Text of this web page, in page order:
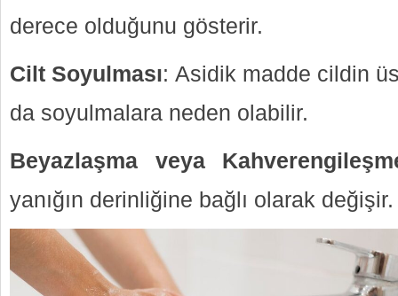
derece olduğunu gösterir.
Cilt Soyulması: Asidik madde cildin
da soyulmalara neden olabilir.
Beyazlaşma veya
yanığın derinliğine bağlı olarak değişir.